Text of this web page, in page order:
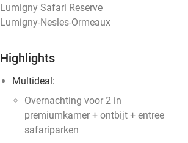
Lumigny Safari Reserve
Lumigny-Nesles-Ormeaux
Highlights
Multideal:
Overnachting voor 2 in
premiumkamer + ontbijt + entree
safariparken